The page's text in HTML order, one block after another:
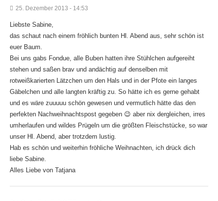
25. Dezember 2013 - 14:53
Liebste Sabine,
das schaut nach einem fröhlich bunten Hl. Abend aus, sehr schön ist
euer Baum.
Bei uns gabs Fondue, alle Buben hatten ihre Stühlchen aufgereiht
stehen und saßen brav und andächtig auf denselben mit
rotweißkarierten Lätzchen um den Hals und in der Pfote ein langes
Gäbelchen und alle langten kräftig zu. So hätte ich es gerne gehabt
und es wäre zuuuuu schön gewesen und vermutlich hätte das den
perfekten Nachweihnachtspost gegeben 😉 aber nix dergleichen, irres
umherlaufen und wildes Prügeln um die größten Fleischstücke, so war
unser Hl. Abend, aber trotzdem lustig.
Hab es schön und weiterhin fröhliche Weihnachten, ich drück dich
liebe Sabine.
Alles Liebe von Tatjana